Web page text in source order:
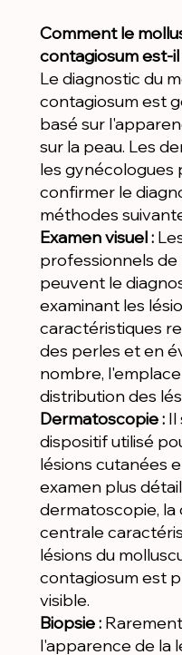
Comment le
contagiosum est-
Le diagnostic du
contagiosum est
basé sur
sur la peau. Les
les gynécologues
confirmer le
méthodes
Examen visuel :
professionnels de
peuvent le
examinant les
caractéristiques
des perles et en
nombre,
distribution des
Dermatoscopie : Il
dispositif utilisé
lésions cutanées
examen plus
dermatoscopie, la
centrale
lésions du
contagiosum est
visible.
Biopsie :
l'apparence de la